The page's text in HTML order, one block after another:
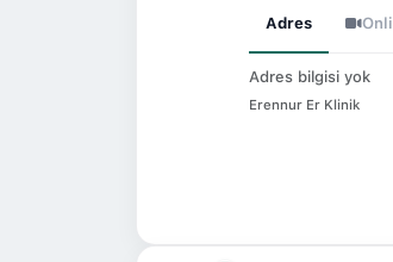
Adres
Adres bilgisi yok
Erennur Er Klinik